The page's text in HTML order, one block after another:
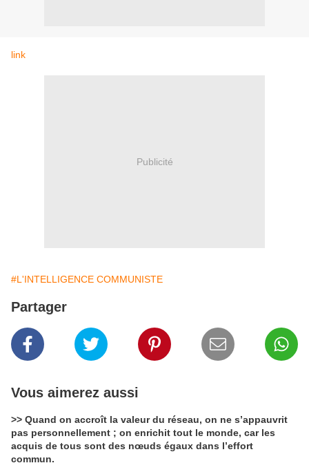
link
Publicité
#L'INTELLIGENCE COMMUNISTE
Partager
Vous aimerez aussi
>> Quand on accroît la valeur du réseau, on ne s’appauvrit
pas personnellement ; on enrichit tout le monde, car les
acquis de tous sont des nœuds égaux dans l’effort
commun.